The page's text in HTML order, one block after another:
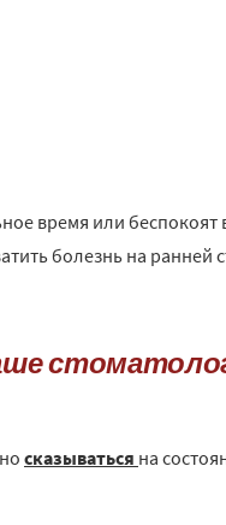
время или беспокоят
болезнь на
сказываться на